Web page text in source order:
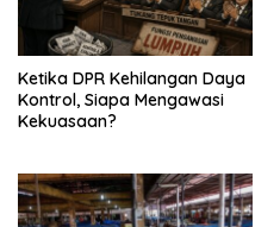
Ketika DPR Kehilangan Daya
Kontrol, Siapa Mengawasi
Kekuasaan?